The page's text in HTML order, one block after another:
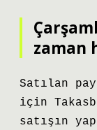
zaman
Satılan
için
satışın